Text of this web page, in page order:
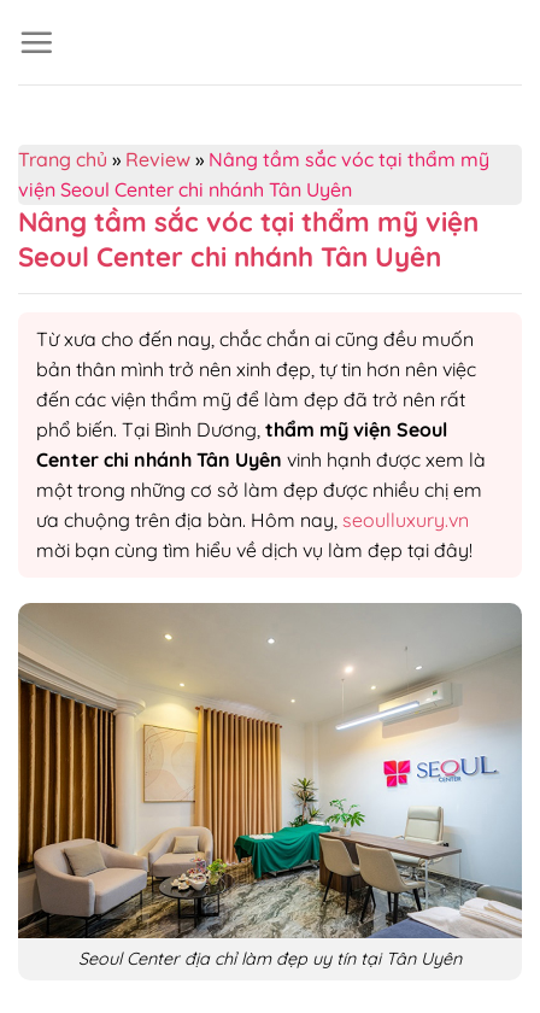
Trang chủ » Review » Nâng tầm sắc vóc tại thẩm mỹ
viện Seoul Center chi nhánh Tân Uyên
Nâng tầm sắc vóc tại thẩm mỹ viện
Seoul Center chi nhánh Tân Uyên
Từ xưa cho đến nay, chắc chắn ai cũng đều muốn
bản thân mình trở nên xinh đẹp, tự tin hơn nên việc
đến các viện thẩm mỹ để làm đẹp đã trở nên rất
phổ biến. Tại Bình Dương, thẩm mỹ viện Seoul
Center chi nhánh Tân Uyên vinh hạnh được xem là
một trong những cơ sở làm đẹp được nhiều chị em
ưa chuộng trên địa bàn. Hôm nay, seoulluxury.vn
mời bạn cùng tìm hiểu về dịch vụ làm đẹp tại đây!
Seoul Center địa chỉ làm đẹp uy tín tại Tân Uyên